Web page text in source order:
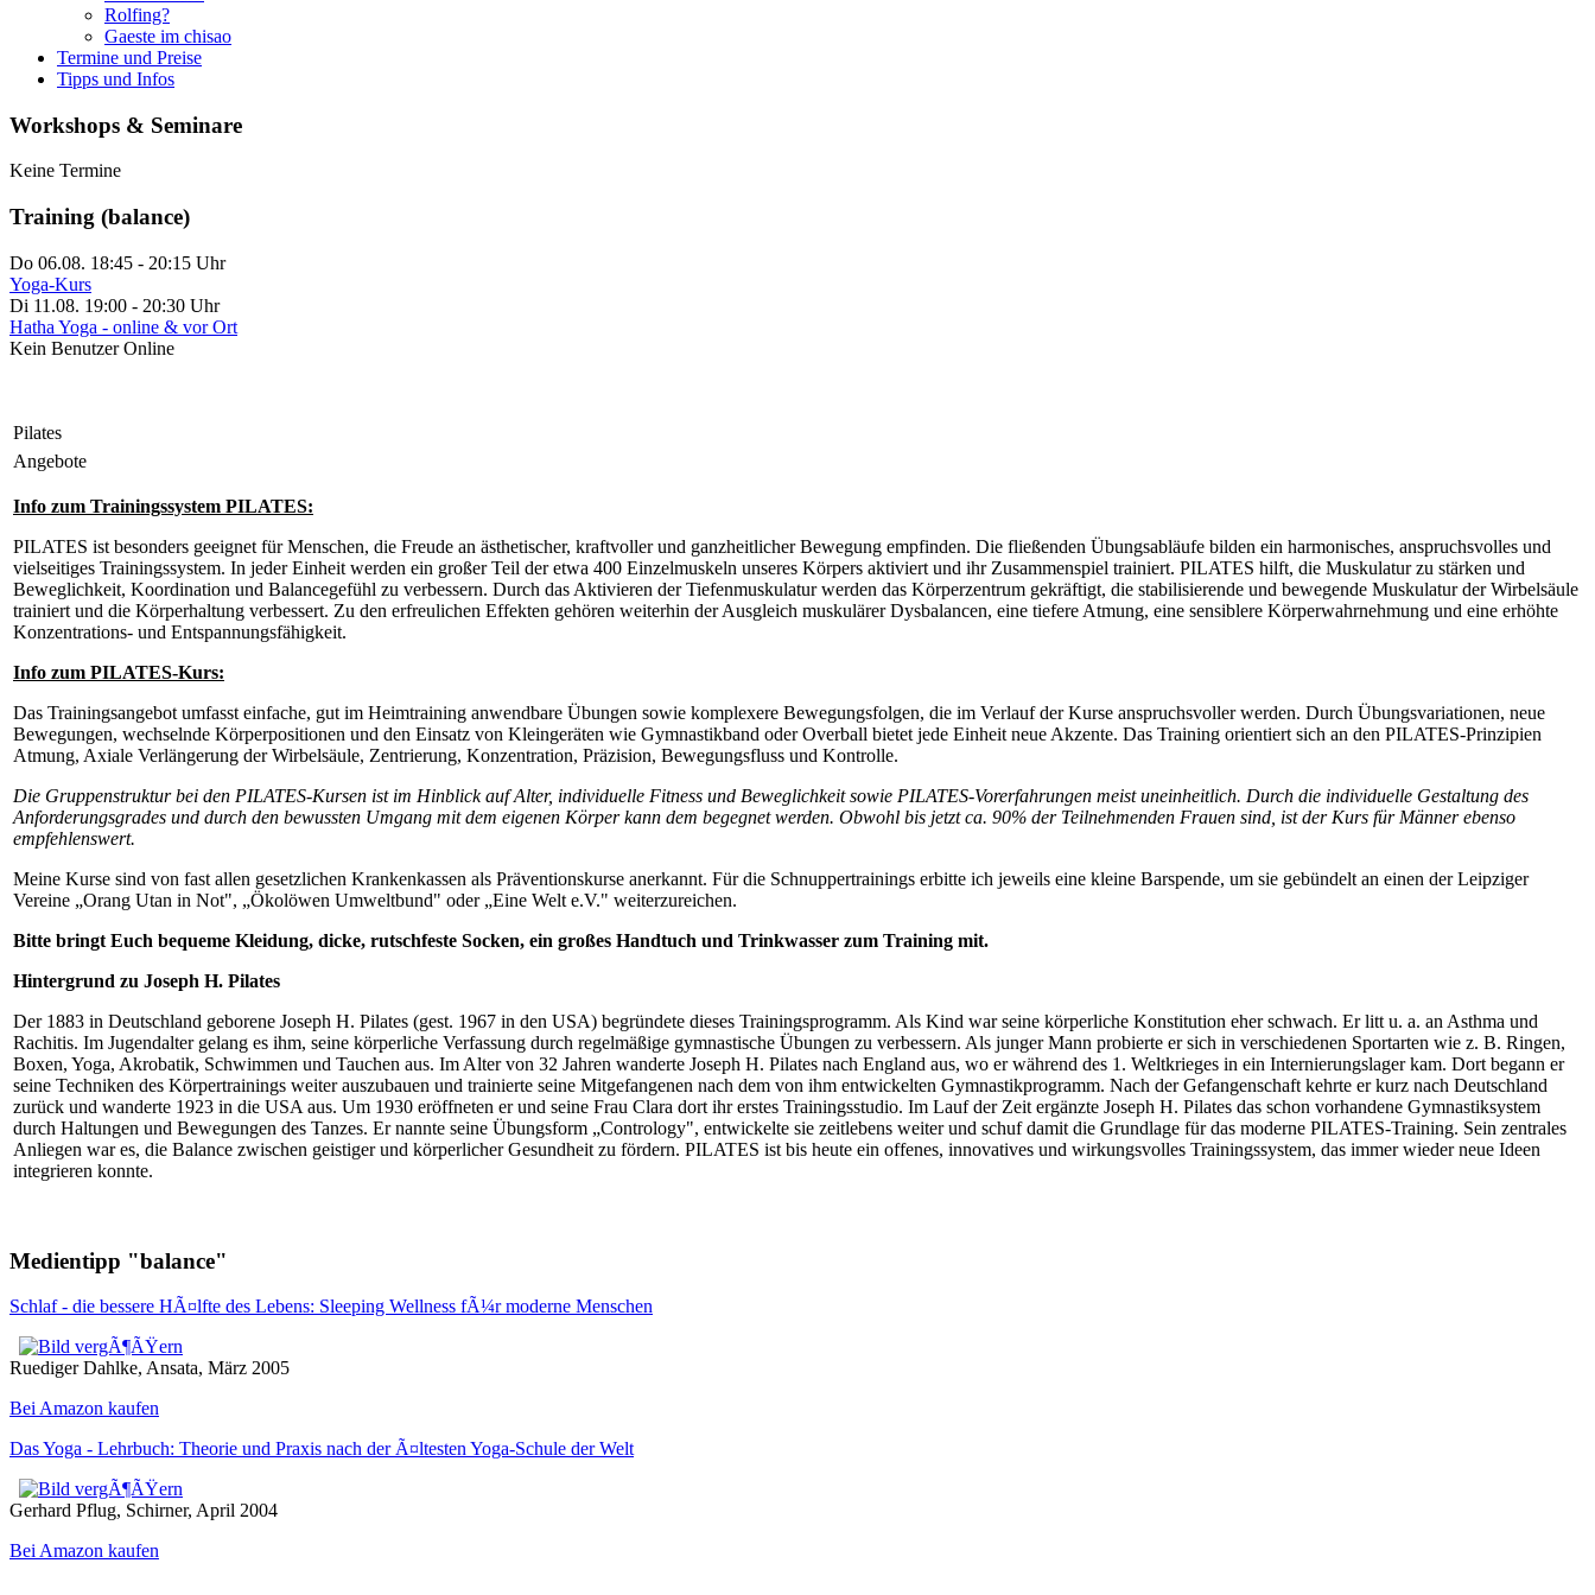
Rolfing?
Gaeste im chisao
Termine und Preise
Tipps und Infos
Workshops & Seminare
Keine Termine
Training (balance)
Do 06.08. 18:45 - 20:15 Uhr
Yoga-Kurs
Di 11.08. 19:00 - 20:30 Uhr
Hatha Yoga - online & vor Ort
Kein Benutzer Online
Pilates
Angebote
Info zum Trainingssystem PILATES:
PILATES ist besonders geeignet für Menschen, die Freude an ästhetischer, kraftvoller und ganzheitlicher Bewegung empfinden. Die fließenden Übungsabläufe bilden ein harmonisches, anspruchsvolles und
vielseitiges Trainingssystem. In jeder Einheit werden ein großer Teil der etwa 400 Einzelmuskeln unseres Körpers aktiviert und ihr Zusammenspiel trainiert. PILATES hilft, die Muskulatur zu stärken und
Beweglichkeit, Koordination und Balancegefühl zu verbessern. Durch das Aktivieren der Tiefenmuskulatur werden das Körperzentrum gekräftigt, die stabilisierende und bewegende Muskulatur der Wirbelsäule
trainiert und die Körperhaltung verbessert. Zu den erfreulichen Effekten gehören weiterhin der Ausgleich muskulärer Dysbalancen, eine tiefere Atmung, eine sensiblere Körperwahrnehmung und eine erhöhte
Konzentrations- und Entspannungsfähigkeit.
Info zum PILATES-Kurs:
Das Trainingsangebot umfasst einfache, gut im Heimtraining anwendbare Übungen sowie komplexere Bewegungsfolgen, die im Verlauf der Kurse anspruchsvoller werden. Durch Übungsvariationen, neue
Bewegungen, wechselnde Körperpositionen und den Einsatz von Kleingeräten wie Gymnastikband oder Overball bietet jede Einheit neue Akzente. Das Training orientiert sich an den PILATES-Prinzipien
Atmung, Axiale Verlängerung der Wirbelsäule, Zentrierung, Konzentration, Präzision, Bewegungsfluss und Kontrolle.
Die Gruppenstruktur bei den PILATES-Kursen ist im Hinblick auf Alter, individuelle Fitness und Beweglichkeit sowie PILATES-Vorerfahrungen meist uneinheitlich. Durch die individuelle Gestaltung des
Anforderungsgrades und durch den bewussten Umgang mit dem eigenen Körper kann dem begegnet werden. Obwohl bis jetzt ca. 90% der Teilnehmenden Frauen sind, ist der Kurs für Männer ebenso
empfehlenswert.
Meine Kurse sind von fast allen gesetzlichen Krankenkassen als Präventionskurse anerkannt. Für die Schnuppertrainings erbitte ich jeweils eine kleine Barspende, um sie gebündelt an einen der Leipziger
Vereine „Orang Utan in Not", „Ökolöwen Umweltbund" oder „Eine Welt e.V." weiterzureichen.
Bitte bringt Euch bequeme Kleidung, dicke, rutschfeste Socken, ein großes Handtuch und Trinkwasser zum Training mit.
Hintergrund zu Joseph H. Pilates
Der 1883 in Deutschland geborene Joseph H. Pilates (gest. 1967 in den USA) begründete dieses Trainingsprogramm. Als Kind war seine körperliche Konstitution eher schwach. Er litt u. a. an Asthma und
Rachitis. Im Jugendalter gelang es ihm, seine körperliche Verfassung durch regelmäßige gymnastische Übungen zu verbessern. Als junger Mann probierte er sich in verschiedenen Sportarten wie z. B. Ringen,
Boxen, Yoga, Akrobatik, Schwimmen und Tauchen aus. Im Alter von 32 Jahren wanderte Joseph H. Pilates nach England aus, wo er während des 1. Weltkrieges in ein Internierungslager kam. Dort begann er
seine Techniken des Körpertrainings weiter auszubauen und trainierte seine Mitgefangenen nach dem von ihm entwickelten Gymnastikprogramm. Nach der Gefangenschaft kehrte er kurz nach Deutschland
zurück und wanderte 1923 in die USA aus. Um 1930 eröffneten er und seine Frau Clara dort ihr erstes Trainingsstudio. Im Lauf der Zeit ergänzte Joseph H. Pilates das schon vorhandene Gymnastiksystem
durch Haltungen und Bewegungen des Tanzes. Er nannte seine Übungsform „Contrology", entwickelte sie zeitlebens weiter und schuf damit die Grundlage für das moderne PILATES-Training. Sein zentrales
Anliegen war es, die Balance zwischen geistiger und körperlicher Gesundheit zu fördern. PILATES ist bis heute ein offenes, innovatives und wirkungsvolles Trainingssystem, das immer wieder neue Ideen
integrieren konnte.
Medientipp "balance"
Schlaf - die bessere HÃ¤lfte des Lebens: Sleeping Wellness fÃ¼r moderne Menschen
Ruediger Dahlke, Ansata, März 2005
Bei Amazon kaufen
Das Yoga - Lehrbuch: Theorie und Praxis nach der Ã¤ltesten Yoga-Schule der Welt
Gerhard Pflug, Schirner, April 2004
Bei Amazon kaufen